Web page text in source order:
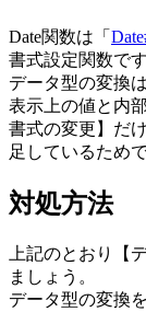
Date関数は「
書式設定関数です
データ型の変換
表示上の値と内
書式の変更】だ
足しているためで
対処方法
上記のとおり【
ましょう。
データ型の変換